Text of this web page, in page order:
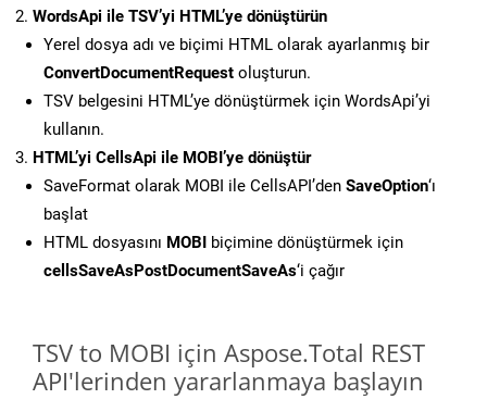
WordsApi ile TSV’yi HTML’ye dönüştürün
Yerel dosya adı ve biçimi HTML olarak ayarlanmış bir
ConvertDocumentRequest oluşturun.
TSV belgesini HTML’ye dönüştürmek için WordsApi’yi
kullanın.
HTML’yi CellsApi ile MOBI’ye dönüştür
SaveFormat olarak MOBI ile CellsAPI’den SaveOption‘ı
başlat
HTML dosyasını MOBI biçimine dönüştürmek için
cellsSaveAsPostDocumentSaveAs‘i çağır
TSV to MOBI için Aspose.Total REST
API'lerinden yararlanmaya başlayın